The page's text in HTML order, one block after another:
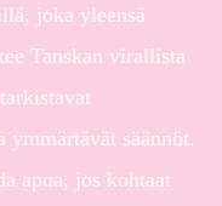
joka yleensä
Tanskan virallista
ymmärtävät säännöt.
apua, jos kohtaat